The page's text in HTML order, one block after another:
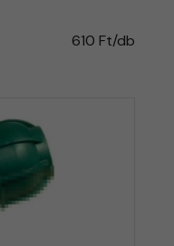
610 Ft/db